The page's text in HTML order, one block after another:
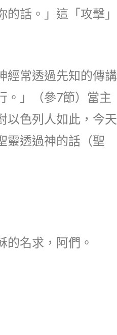
話。」這「攻擊」
經常透過先知的傳講
。」（參7節）當主
以色列人如此，今天
靈透過神的話（聖
名求，阿們。